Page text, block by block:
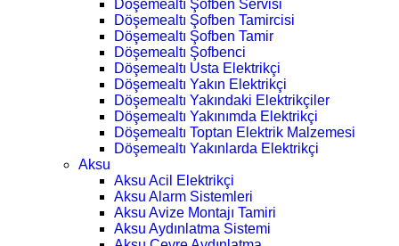
Döşemealtı Şofben Servisi
Döşemealtı Şofben Tamircisi
Döşemealtı Şofben Tamir
Döşemealtı Şofbenci
Döşemealtı Usta Elektrikçi
Döşemealtı Yakın Elektrikçi
Döşemealtı Yakındaki Elektrikçiler
Döşemealtı Yakınımda Elektrikçi
Döşemealtı Toptan Elektrik Malzemesi
Döşemealtı Yakınlarda Elektrikçi
Aksu
Aksu Acil Elektrikçi
Aksu Alarm Sistemleri
Aksu Avize Montajı Tamiri
Aksu Aydınlatma Sistemi